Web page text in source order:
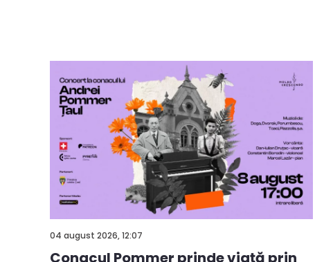
04 august 2026, 12:07
Conacul Pommer prinde viață prin